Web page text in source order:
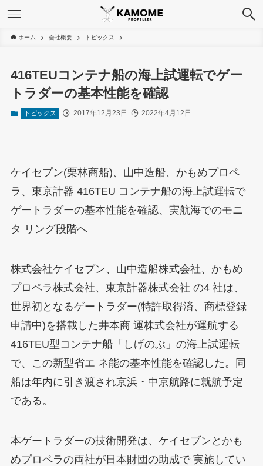
ホーム 会社概要 トピックス
416TEUコンテナ船の海上試運転でゲー
トラダーの基本性能を確認
トピックス 2017年12月23日 2022年4月12日
ケイセプン(栗林商船)、山中造船、かもめプロペ
ラ、東京計器 416TEU コンテナ船の海上試運転で
ゲートラダーの基本性能を確認、実航海でのモニ
タ リング段階へ
株式会社ケイセブン、山中造船株式会社、かもめ
プロペラ株式会社、東京計器株式会社 の4 社は、
世界初となるゲートラダー(特許取得済、商標登録
申請中)を搭載した井本商 運株式会社が運航する
416TEU型コンテナ船「しげのぶ」の海上試運転
で、この新型省エ ネ能の基本性能を確認した。同
船は年内に引き渡され京浜・中京航路に就航予定
である。
本ゲートラダーの技術開発は、ケイセブンとかも
めプロペラの両社が日本財団の助成で 実施してい